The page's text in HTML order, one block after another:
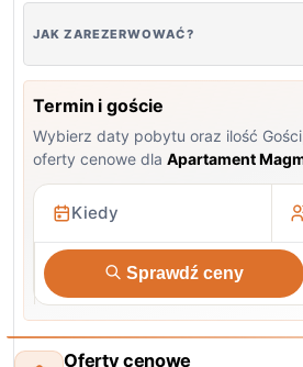
JAK ZAREZERWOWAĆ?
Termin i goście
Wybierz daty pobytu oraz ilość
oferty cenowe dla Apartament
Sprawdź ceny
Oferty cenowe